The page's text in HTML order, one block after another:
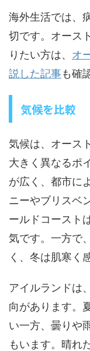
海外生活では、
切です。オース
りたい方は、 オ
説した記事も確
気候を比較
気候は、オース
大きく異なるポ
が広く、都市に
ニーやブリスベ
ールドコースト
気です。一方で
く、冬は肌寒く
アイルランドは
向があります。
い一方、曇りや
もいます。晴れ